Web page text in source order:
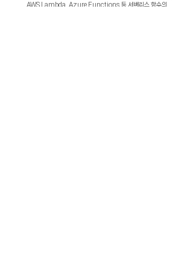
AWS Lambda, Azure Functions 등 서버리스 함수의